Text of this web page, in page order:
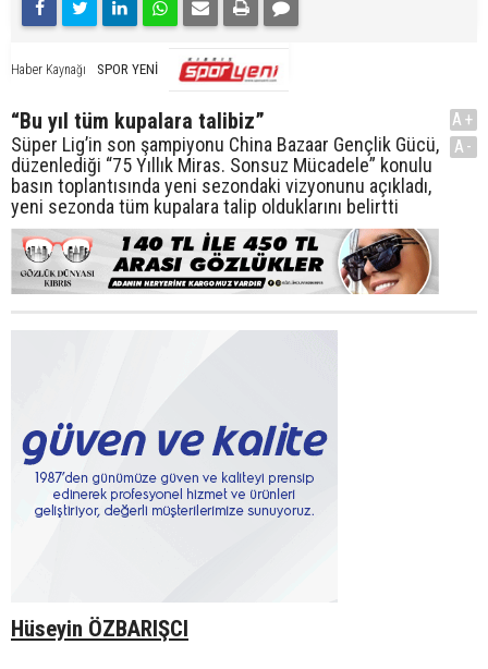
Haber Kaynağı SPOR YENİ
“Bu yıl tüm kupalara talibiz”
Süper Lig’in son şampiyonu China Bazaar Gençlik Gücü,
düzenlediği “75 Yıllık Miras. Sonsuz Mücadele” konulu
basın toplantısında yeni sezondaki vizyonunu açıkladı,
yeni sezonda tüm kupalara talip olduklarını belirtti
A+
A-
Hüseyin ÖZBARIŞCI